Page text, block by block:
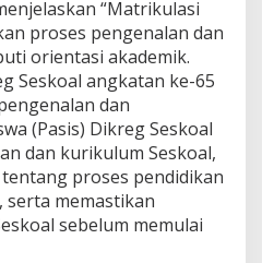
“Matrikulasi
proses pengenalan dan
orientasi akademik.
Seskoal angkatan ke-65
dan
(Pasis) Dikreg Seskoal
dan kurikulum Seskoal,
proses pendidikan
serta memastikan
sebelum memulai